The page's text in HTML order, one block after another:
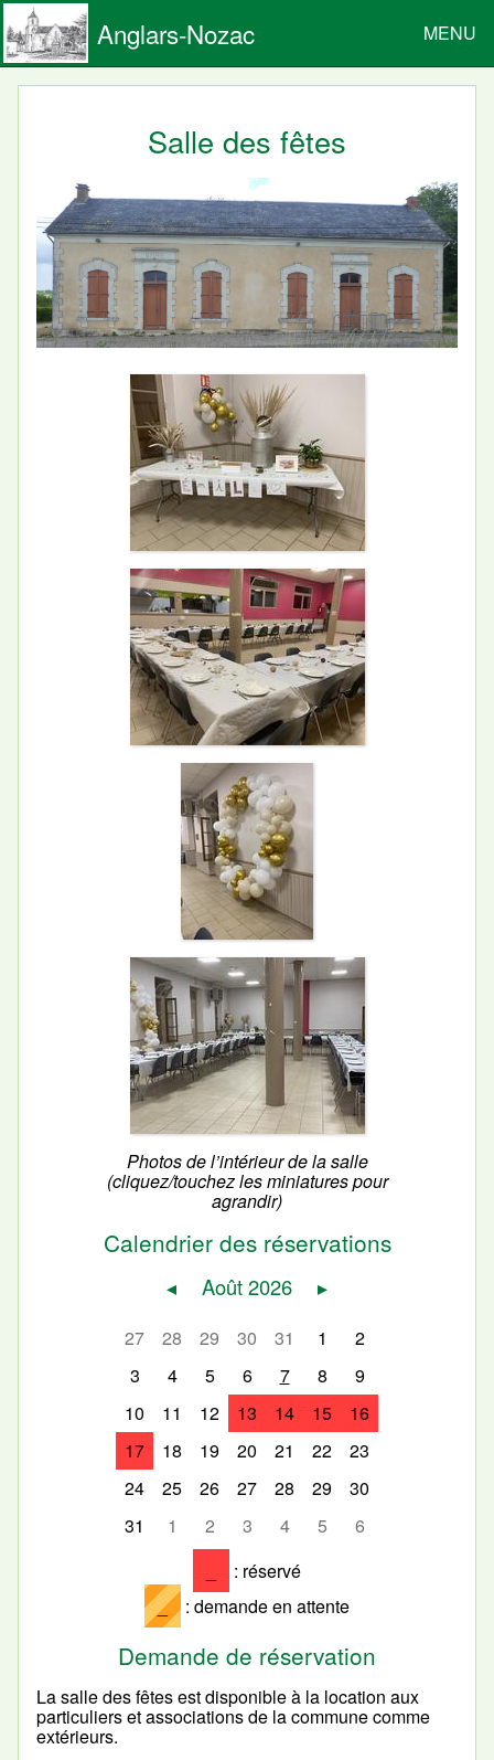
Anglars-Nozac MENU
Salle des fêtes
Photos de l’intérieur de la salle
(cliquez/touchez les miniatures pour
agrandir)
Calendrier des réservations
◂ Août 2026 ▸
: réservé
_ : demande en attente
27 28 29 30 31 1
2
3
4 5 6 7 8
9
10
11 12 13 14 15
16
17
18 19 20 21 22
23
24
25 26 27 28 29
30
31
1 2 3 4 5 6
Demande de réservation
La salle des fêtes est disponible à la location aux
particuliers et associations de la commune comme
extérieurs.